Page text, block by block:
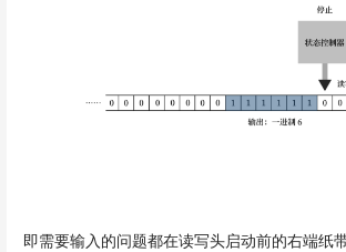
即需要输入的问题都在读写头启动前的右端纸